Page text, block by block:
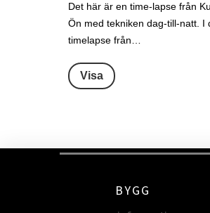
Det här är en time-lapse från
Ön med tekniken dag-till-natt. I
timelapse från…
Visa
BYGG